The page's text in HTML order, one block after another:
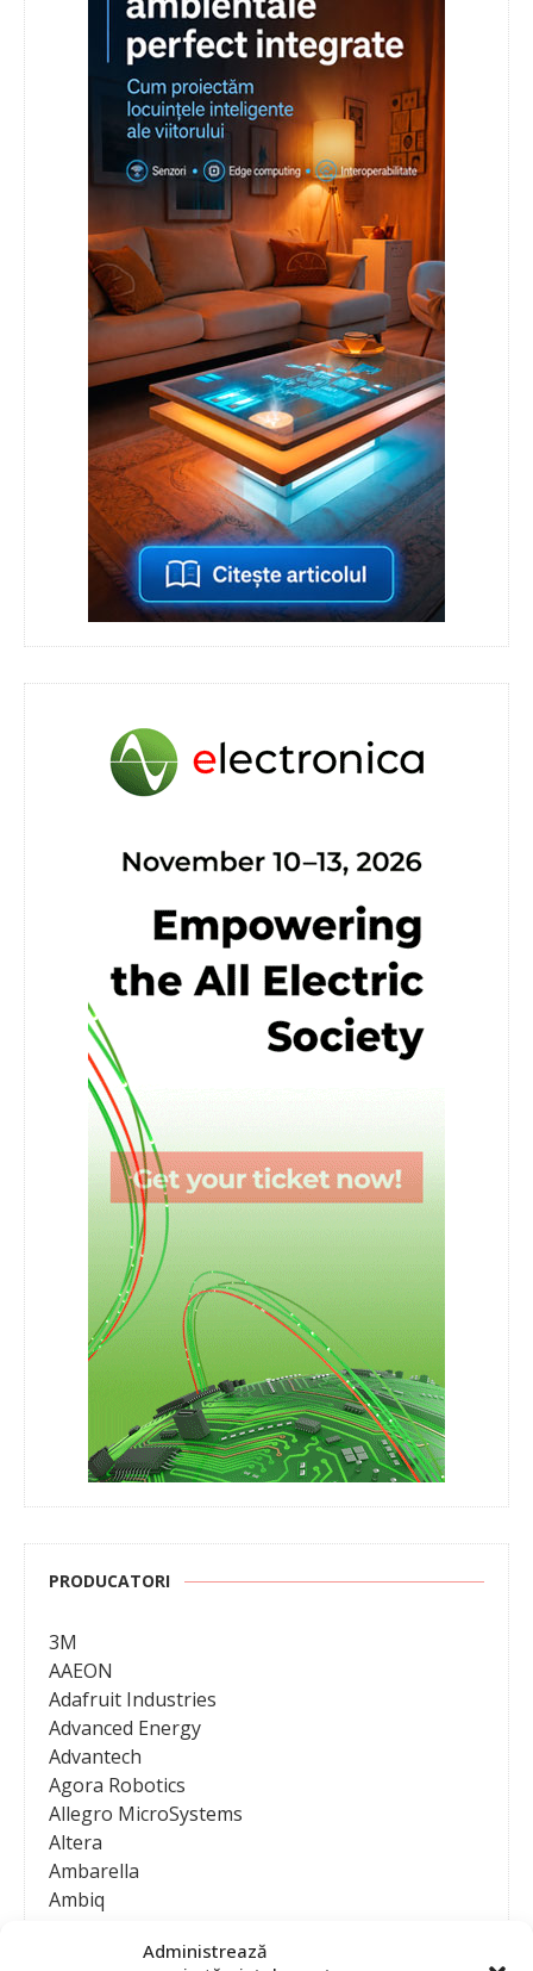
Administrează
PRODUCATORI
3M
AAEON
Adafruit Industries
Advanced Energy
Advantech
Agora Robotics
Allegro MicroSystems
Altera
Ambarella
Ambiq